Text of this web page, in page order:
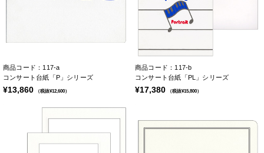
商品コード：117-a
コンサート台紙「P」シリーズ
¥13,860 （税抜¥12,600）
商品コード：117-b
コンサート台紙「PL」シリーズ
¥17,380 （税抜¥15,800）